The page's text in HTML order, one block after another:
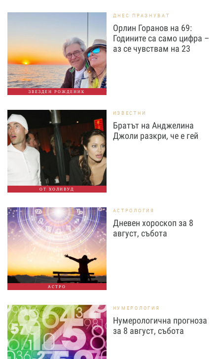
ЗВЕЗДЕН РОЖДЕНИК
ДНЕС ПРАЗНУВАТ
Орлин Горанов на 69:
Годините са само цифра –
аз се чувствам на 23
ОТ ХОЛИВУД
ИЗВЕСТНИ
Братът на Анджелина
Джоли разкри, че е гей
АСТРО
АСТРОЛОГИЯ
Дневен хороскоп за 8
август, събота
НУМЕРОЛОГИЯ
Нумерологична прогноза
за 8 август, събота